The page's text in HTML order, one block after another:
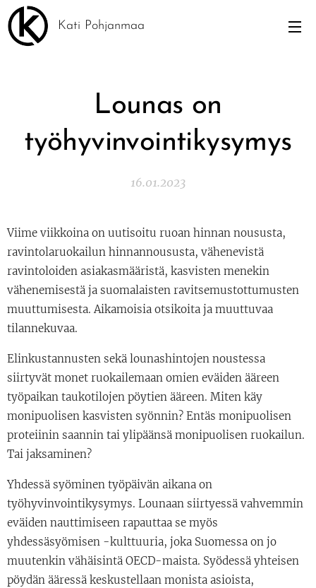
Kati Pohjanmaa
Lounas on
työhyvinvointikysymys
16.01.2023
Viime viikkoina on uutisoitu ruoan hinnan noususta,
ravintolaruokailun hinnannoususta, vähenevistä
ravintoloiden asiakasmääristä, kasvisten menekin
vähenemisestä ja suomalaisten ravitsemustottumusten
muuttumisesta. Aikamoisia otsikoita ja muuttuvaa
tilannekuvaa.
Elinkustannusten sekä lounashintojen noustessa
siirtyvät monet ruokailemaan omien eväiden ääreen
työpaikan taukotilojen pöytien ääreen. Miten käy
monipuolisen kasvisten syönnin? Entäs monipuolisen
proteiinin saannin tai ylipäänsä monipuolisen ruokailun.
Tai jaksaminen?
Yhdessä syöminen työpäivän aikana on
työhyvinvointikysymys. Lounaan siirtyessä vahvemmin
eväiden nauttimiseen rapauttaa se myös
yhdessäsyömisen -kulttuuria, joka Suomessa on jo
muutenkin vähäisintä OECD-maista. Syödessä yhteisen
pöydän ääressä keskustellaan monista asioista,